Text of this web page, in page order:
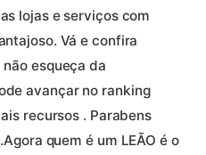
lojas e serviços com
Vá e confira
esqueça da
avançar no ranking
recursos . Parabens
quem é um LEÃO é o